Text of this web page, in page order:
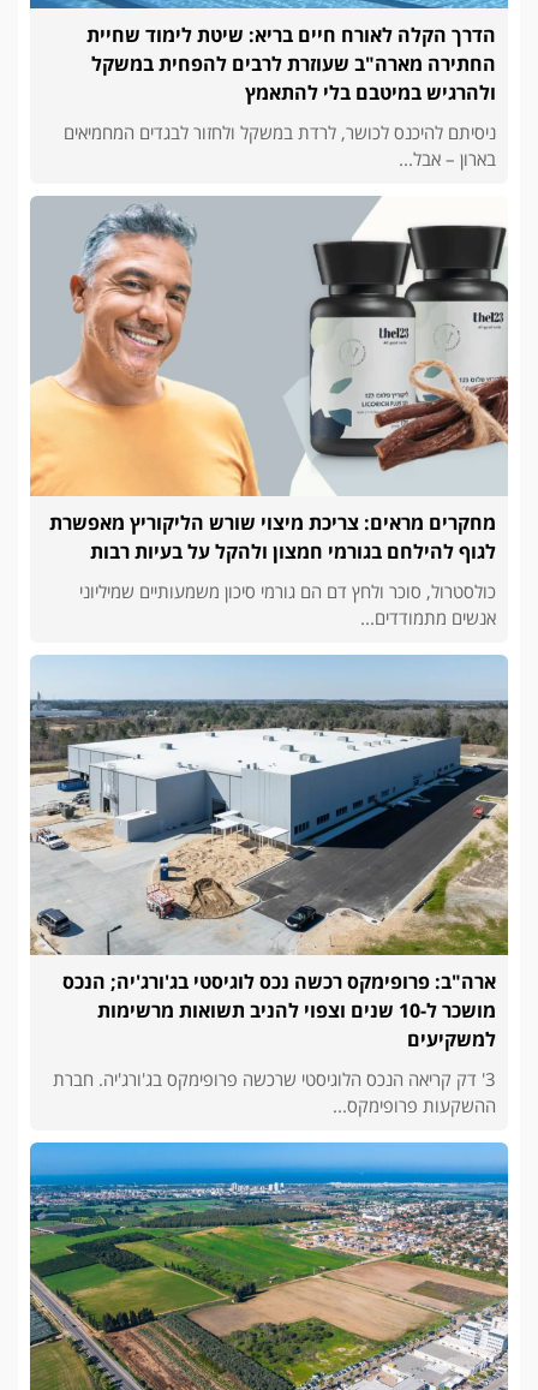
הדרך הקלה לאורח חיים בריא: שיטת לימוד שחיית
החתירה מארה"ב שעוזרת לרבים להפחית במשקל
ולהרגיש במיטבם בלי להתאמץ
ניסיתם להיכנס לכושר, לרדת במשקל ולחזור לבגדים המחמיאים
בארון – אבל...
מחקרים מראים: צריכת מיצוי שורש הליקוריץ מאפשרת
לגוף להילחם בגורמי חמצון ולהקל על בעיות רבות
כולסטרול, סוכר ולחץ דם הם גורמי סיכון משמעותיים שמיליוני
אנשים מתמודדים...
ארה"ב: פרופימקס רכשה נכס לוגיסטי בג'ורג'יה; הנכס
מושכר ל-10 שנים וצפוי להניב תשואות מרשימות
למשקיעים
3' דק קריאה הנכס הלוגיסטי שרכשה פרופימקס בג'ורג'יה. חברת
ההשקעות פרופימקס...